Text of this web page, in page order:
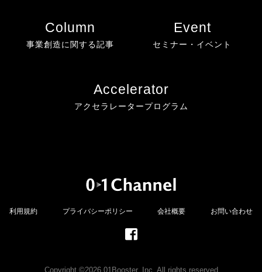
Column
事業創造に関する記事
Event
セミナー・イベント
Accelerator
アクセラレータープログラム
利用規約 プライバシーポリシー 会社概要 お問い合わせ
Copyright ©2026 01Booster, Inc. All rights reserved